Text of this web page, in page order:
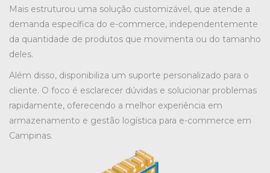
Mais estruturou uma solução customizável, que atende a
demanda específica do e-commerce, independentemente
da quantidade de produtos que movimenta ou do tamanho
deles.
Além disso, disponibiliza um suporte personalizado para o
cliente. O foco é esclarecer dúvidas e solucionar problemas
rapidamente, oferecendo a melhor experiência em
armazenamento e gestão logística para e-commerce em
Campinas.